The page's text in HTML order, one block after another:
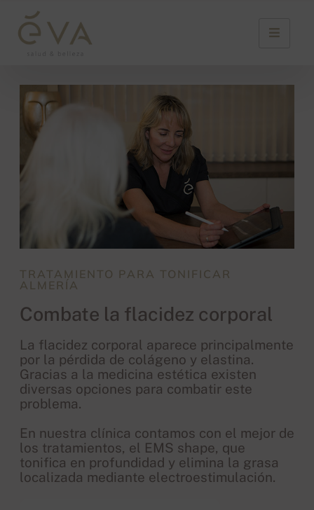
TRATAMIENTO PARA TONIFICAR
ALMERÍA
Combate la flacidez corporal
La flacidez corporal aparece principalmente
por la pérdida de colágeno y elastina.
Gracias a la medicina estética existen
diversas opciones para combatir este
problema.
En nuestra clínica contamos con el mejor de
los tratamientos, el EMS shape, que
tonifica en profundidad y elimina la grasa
localizada mediante electroestimulación.